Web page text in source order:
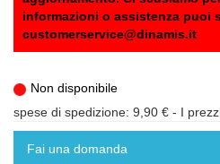
informazioni o assistenza puoi
customerservice@dinamis.it
Non disponibile
spese di spedizione: 9,90 € - I
Fai una domanda